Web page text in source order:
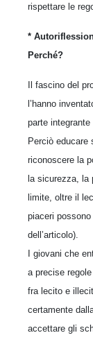
rispettare le
*
Perché?
Il fascino del
l’hanno
parte
Perciò educare
riconoscere la
la sicurezza, la
limite, oltre il
piaceri
dell’articolo).
I giovani che
a precise
fra lecito e
certamente
accettare gli